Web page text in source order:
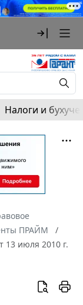
Налоги и
ПРАЙМ
13 июля 2010 г.